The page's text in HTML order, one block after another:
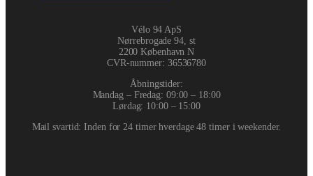
Vélo 94 ApS
Nørrebrogade 94, st
2200 København N
CVR-nummer: 36536780
Åbningstider:
Mandag – Fredag: 09:00 – 18:00
Lørdag: 10:00 – 15:00
Mail svartid: Inden for 24 timer hverdage 48 timer i weekender.